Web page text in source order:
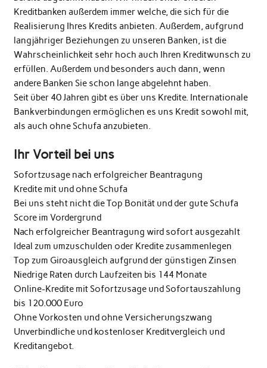
Kreditbanken außerdem immer welche, die sich für die
Realisierung Ihres Kredits anbieten. Außerdem, aufgrund
langjähriger Beziehungen zu unseren Banken, ist die
Wahrscheinlichkeit sehr hoch auch Ihren Kreditwunsch zu
erfüllen. Außerdem und besonders auch dann, wenn
andere Banken Sie schon lange abgelehnt haben.
Seit über 40 Jahren gibt es über uns Kredite. Internationale
Bankverbindungen ermöglichen es uns Kredit sowohl mit,
als auch ohne Schufa anzubieten.
Ihr Vorteil bei uns
Sofortzusage nach erfolgreicher Beantragung
Kredite mit und ohne Schufa
Bei uns steht nicht die Top Bonität und der gute Schufa
Score im Vordergrund
Nach erfolgreicher Beantragung wird sofort ausgezahlt
Ideal zum umzuschulden oder Kredite zusammenlegen
Top zum Giroausgleich aufgrund der günstigen Zinsen
Niedrige Raten durch Laufzeiten bis 144 Monate
Online-Kredite mit Sofortzusage und Sofortauszahlung
bis 120.000 Euro
Ohne Vorkosten und ohne Versicherungszwang
Unverbindliche und kostenloser Kreditvergleich und
Kreditangebot.